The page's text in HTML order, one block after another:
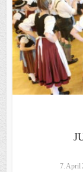
7. April